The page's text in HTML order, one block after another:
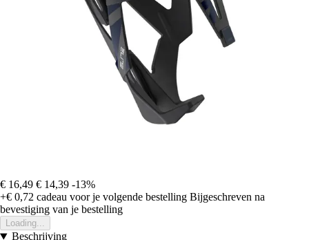
€ 16,49 € 14,39 -13%
+€ 0,72 cadeau voor je volgende bestelling Bijgeschreven na
bevestiging van je bestelling
Loading...
Beschrijving